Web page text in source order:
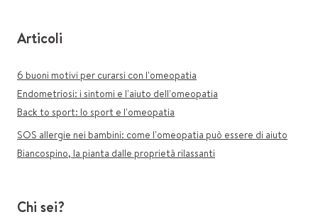
Articoli
6 buoni motivi per curarsi con l'omeopatia
Endometriosi: i sintomi e l'aiuto dell'omeopatia
Back to sport: lo sport e l'omeopatia
SOS allergie nei bambini: come l'omeopatia può essere di aiuto
Biancospino, la pianta dalle proprietà rilassanti
Chi sei?